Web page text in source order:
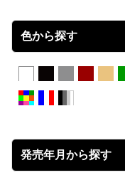
色から探す
発売年月から探す